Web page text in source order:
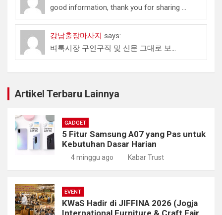
good information, thank you for sharing ...
강남출장마사지 says:
벼룩시장 구인구직 및 신문 그대로 보...
Artikel Terbaru Lainnya
GADGET
5 Fitur Samsung A07 yang Pas untuk
Kebutuhan Dasar Harian
4 minggu ago Kabar Trust
EVENT
KWaS Hadir di JIFFINA 2026 (Jogja
International Furniture & Craft Fair